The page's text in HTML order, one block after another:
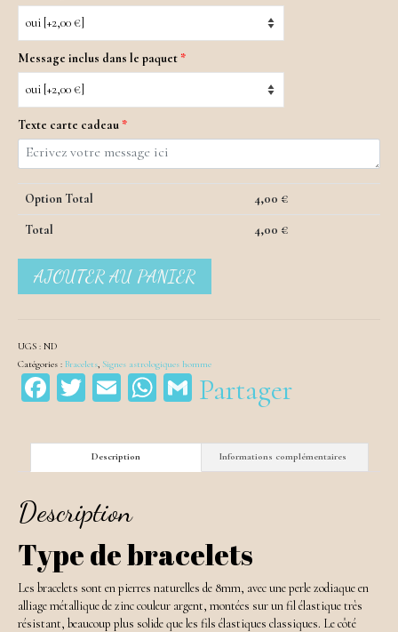
Message inclus dans le paquet *
Texte carte cadeau *
Option Total 4,00 €
Total 4,00 €
AJOUTER AU PANIER
UGS : ND
Catégories : Bracelets Signes astrologiques homme
Facebook
Twitter
EmailWhatsApp
Gmail
Partager
Description Informations complémentaires
Description
Type de bracelets
Les bracelets sont en pierres naturelles de 8mm, avec une perle zodiaque en
alliage métallique de zinc couleur argent, montées sur un fil élastique très
résistant, beaucoup plus solide que les fils élastiques classiques. Le côté